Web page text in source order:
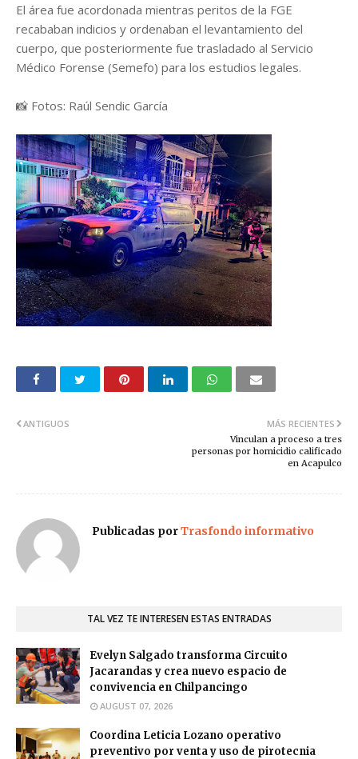
El área fue acordonada mientras peritos de la FGE
recababan indicios y ordenaban el levantamiento del
cuerpo, que posteriormente fue trasladado al Servicio
Médico Forense (Semefo) para los estudios legales.
📸 Fotos: Raúl Sendic García
MÁS RECIENTES
Vinculan a proceso a tres
personas por homicidio calificado
en Acapulco
ANTIGUOS
Publicadas porTrasfondo informativo
TAL VEZ TE INTERESEN ESTAS ENTRADAS
Evelyn Salgado transforma Circuito
Jacarandas y crea nuevo espacio de
convivencia en Chilpancingo
AUGUST 07, 2026
Coordina Leticia Lozano operativo
preventivo por venta y uso de pirotecnia